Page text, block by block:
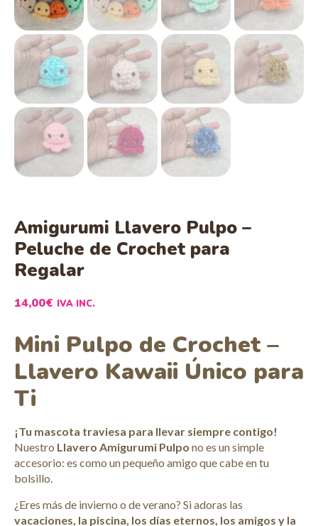
Amigurumi Llavero Pulpo –
Peluche de Crochet para
Regalar
14,00€ IVA INC.
Mini Pulpo de Crochet –
Llavero Kawaii Único para
Ti
¡Tu mascota traviesa para llevar siempre contigo!
Nuestro Llavero Amigurumi Pulpo no es un simple
accesorio: es como un pequeño amigo que cabe en tu
bolsillo.
¿Eres más de invierno o de verano? Si adoras las
vacaciones, la piscina, los días eternos, los amigos y la